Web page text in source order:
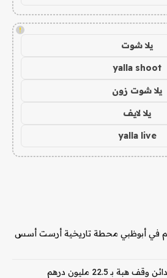
!
يلا شوت
yalla shoot
يلا شوت زون
يلا لايف
yalla live
في أبوظبي محطة تاريخية أرست أسس
بـ 22.5 مليون درهم